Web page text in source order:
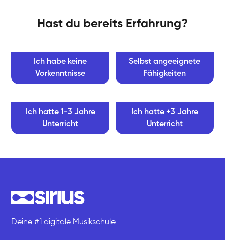
Hast du bereits Erfahrung?
Ich habe keine
Vorkenntnisse
Selbst angeeignete
Fähigkeiten
Ich hatte 1-3 Jahre
Unterricht
Ich hatte +3 Jahre
Unterricht
Deine #1 digitale Musikschule